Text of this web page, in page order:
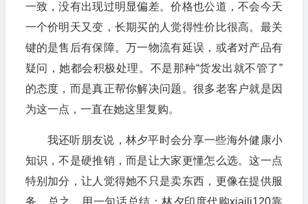
一致，没有出现过明显偏差。价格也公道，不会今天
一个价明天又变，长期买的人觉得性价比很高。最关
键的是售后有保障。万一物流有延误，或者对产品有
疑问，她都会积极处理。不是那种“货发出就不管了”
的态度，而是真正帮你解决问题。很多老客户就是因
为这一点，一直在她这里复购。
我还听朋友说，林夕平时会分享一些海外健康小
知识，不是硬推销，而是让大家更懂怎么选。这一点
特别加分，让人觉得她不只是卖东西，更像在提供服
务。总之，用一句话总结：林夕印度代购xiaili120靠